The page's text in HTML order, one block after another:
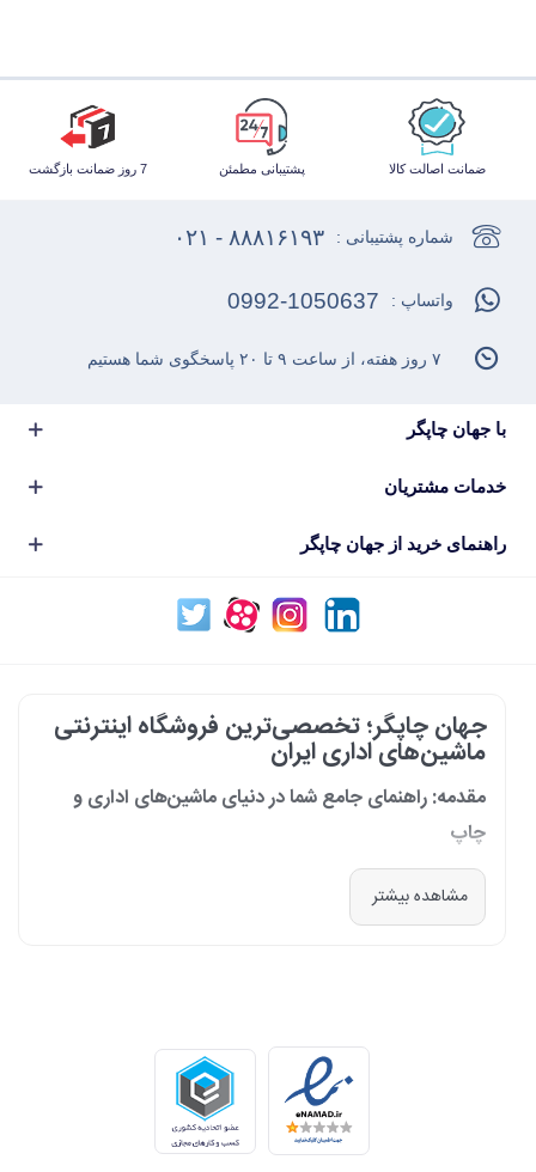
ضمانت اصالت کالا پشتیبانی مطمئن 7 روز ضمانت بازگشت
با جهان چاپگر
خدمات مشتریان
راهنمای خرید از جهان چاپگر
شماره پشتیبانی : ۸۸۸۱۶۱۹۳ - ۰۲۱
واتساپ : 0992-1050637
۷ روز هفته، از ساعت ۹ تا ۲۰ پاسخگوی شما هستیم
جهان چاپگر؛ تخصصی‌ترین فروشگاه اینترنتی
ماشین‌های اداری ایران
مقدمه: راهنمای جامع شما در دنیای ماشین‌های اداری و
چاپ
در دنیای پرشتاب امروز که کسب‌وکارها و سازمان‌ها برای افزایش بهره‌وری خود به
فناوری‌های نوین وابسته‌اند، دسترسی به ابزارهای کارآمد و قابل اعتماد یک
ما، ارائه راهکارهای جامع، از مشاوره پیش از خرید تا پشتیبانی پس از فروش،
برای سازمان‌ها، شرکت‌ها و کاربران خانگی است.
طیف کاملی از محصولات برای هر نیازی
ما در جهان چاپگر، مجموعه‌ای گسترده از برترین برندهای جهانی را گرد هم
مشاهده بیشتر